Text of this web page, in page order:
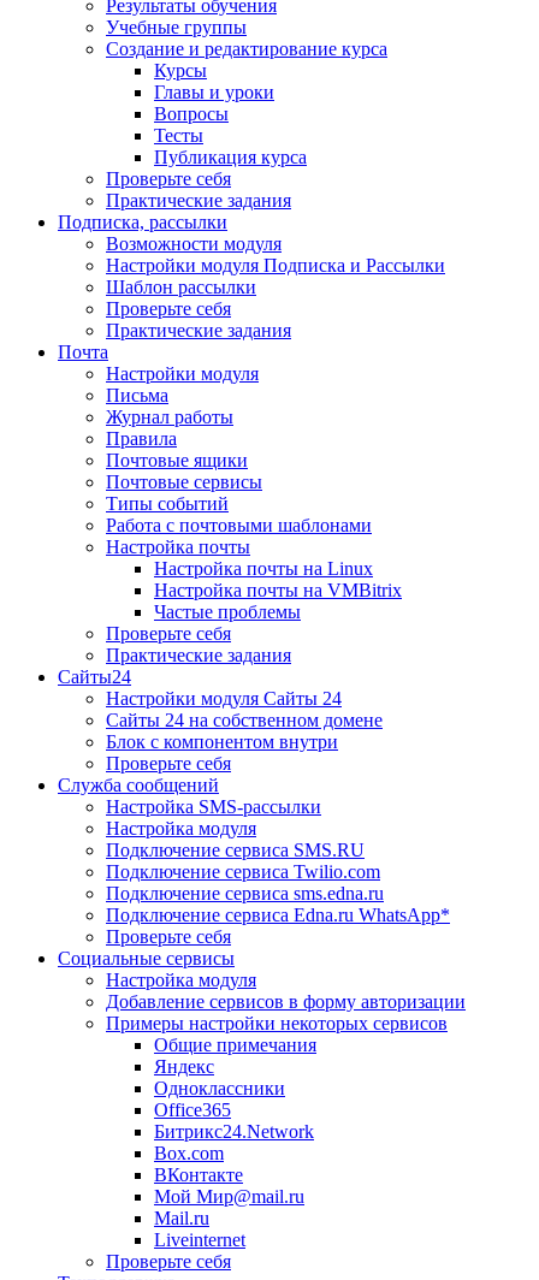
Результаты обучения
Учебные группы
Создание и редактирование курса
Курсы
Главы и уроки
Вопросы
Тесты
Публикация курса
Проверьте себя
Практические задания
Подписка, рассылки
Возможности модуля
Настройки модуля Подписка и Рассылки
Шаблон рассылки
Проверьте себя
Практические задания
Почта
Настройки модуля
Письма
Журнал работы
Правила
Почтовые ящики
Почтовые сервисы
Типы событий
Работа с почтовыми шаблонами
Настройка почты
Настройка почты на Linux
Настройка почты на VMBitrix
Частые проблемы
Проверьте себя
Практические задания
Сайты24
Настройки модуля Сайты 24
Сайты 24 на собственном домене
Блок с компонентом внутри
Проверьте себя
Служба сообщений
Настройка SMS-рассылки
Настройка модуля
Подключение сервиса SMS.RU
Подключение сервиса Twilio.com
Подключение сервиса sms.edna.ru
Подключение сервиса Edna.ru WhatsApp*
Проверьте себя
Социальные сервисы
Настройка модуля
Добавление сервисов в форму авторизации
Примеры настройки некоторых сервисов
Общие примечания
Яндекс
Одноклассники
Office365
Битрикс24.Network
Box.com
ВКонтакте
Мой Мир@mail.ru
Mail.ru
Liveinternet
Проверьте себя